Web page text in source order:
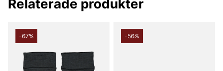
Relaterade produkter
-67% -56%